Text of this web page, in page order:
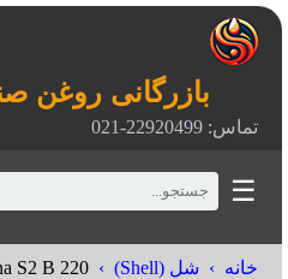
بازرگانی روغن
تماس: 22920499-021
☰
خانه شل (Shell) S2 B 220